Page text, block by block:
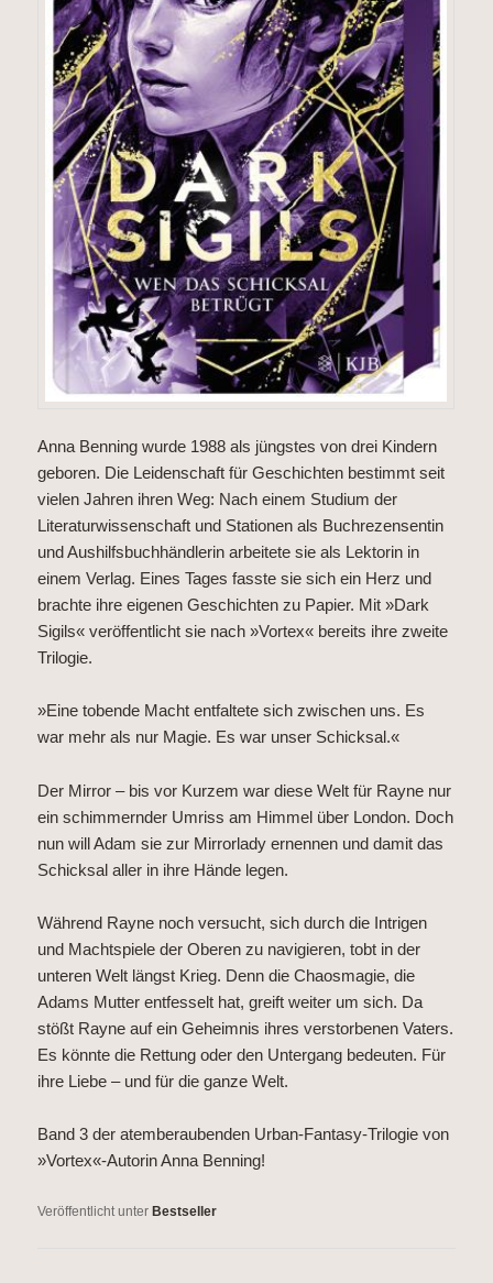
Anna Benning wurde 1988 als jüngstes von drei Kindern
geboren. Die Leidenschaft für Geschichten bestimmt seit
vielen Jahren ihren Weg: Nach einem Studium der
Literaturwissenschaft und Stationen als Buchrezensentin
und Aushilfsbuchhändlerin arbeitete sie als Lektorin in
einem Verlag. Eines Tages fasste sie sich ein Herz und
brachte ihre eigenen Geschichten zu Papier. Mit »Dark
Sigils« veröffentlicht sie nach »Vortex« bereits ihre zweite
Trilogie.
»Eine tobende Macht entfaltete sich zwischen uns. Es
war mehr als nur Magie. Es war unser Schicksal.«
Der Mirror – bis vor Kurzem war diese Welt für Rayne nur
ein schimmernder Umriss am Himmel über London. Doch
nun will Adam sie zur Mirrorlady ernennen und damit das
Schicksal aller in ihre Hände legen.
Während Rayne noch versucht, sich durch die Intrigen
und Machtspiele der Oberen zu navigieren, tobt in der
unteren Welt längst Krieg. Denn die Chaosmagie, die
Adams Mutter entfesselt hat, greift weiter um sich. Da
stößt Rayne auf ein Geheimnis ihres verstorbenen Vaters.
Es könnte die Rettung oder den Untergang bedeuten. Für
ihre Liebe – und für die ganze Welt.
Band 3 der atemberaubenden Urban-Fantasy-Trilogie von
»Vortex«-Autorin Anna Benning!
Veröffentlicht unter Bestseller